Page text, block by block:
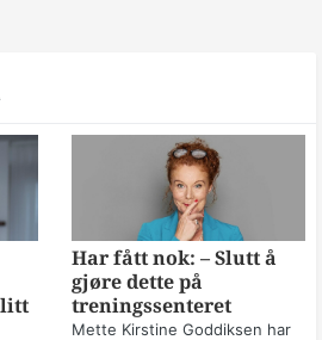
Har fått nok: – Slutt å
gjøre dette på
treningssenteret
Mette Kirstine Goddiksen har